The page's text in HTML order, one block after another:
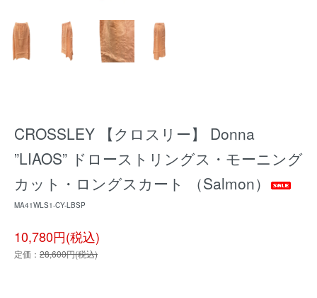
CROSSLEY 【クロスリー】 Donna
”LIAOS” ドローストリングス・モーニング
カット・ロングスカート （Salmon）
MA41WLS1-CY-LBSP
10,780円(税込)
定価： 28,600円(税込)